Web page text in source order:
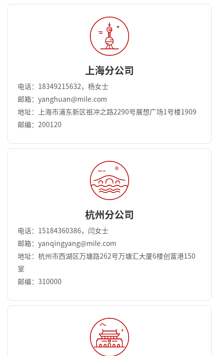
上海分公司
电话：18349215632，杨女士
邮箱：yanghuan@mile.com
地址：上海市浦东新区祖冲之路2290号展想广场1号楼1909
邮编：200120
杭州分公司
电话：15184360386，闫女士
邮箱：yanqingyang@mile.com
地址：杭州市西湖区万塘路262号万塘汇大厦6楼创富港150
室
邮编：310000